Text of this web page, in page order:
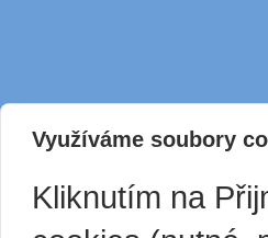
Využíváme soubory
Kliknutím na